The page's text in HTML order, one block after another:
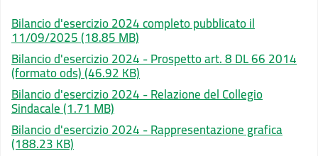
Bilancio d'esercizio 2024 completo pubblicato il
11/09/2025(18.85 MB)
Bilancio d'esercizio 2024 - Prospetto art. 8 DL 66 2014
(formato ods)(46.92 KB)
Bilancio d'esercizio 2024 - Relazione del Collegio
Sindacale(1.71 MB)
Bilancio d'esercizio 2024 - Rappresentazione grafica
(188.23 KB)